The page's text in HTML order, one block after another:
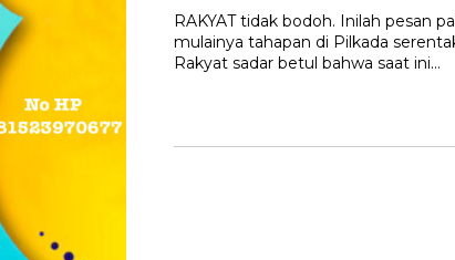
RAKYAT tidak bodoh. Inilah pesan
mulainya tahapan di Pilkada
Rakyat sadar betul bahwa saat ini…